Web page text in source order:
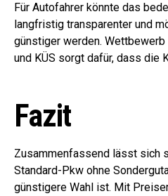
Für Autofahrer könnte das
langfristig transparenter und
günstiger werden. Wettbewerb
und KÜS sorgt dafür, dass die
Fazit
Zusammenfassend lässt sich
Standard-Pkw ohne
günstigere Wahl ist. Mit